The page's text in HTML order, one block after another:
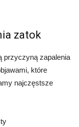
zatok
przyczyną zapalenia
które
najczęstsze